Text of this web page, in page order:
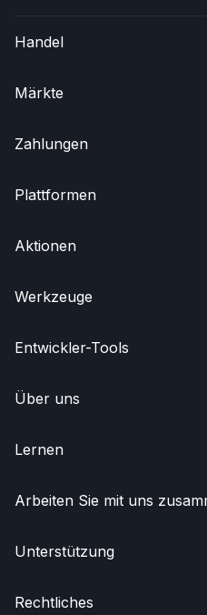
Handel
Märkte
Zahlungen
Plattformen
Aktionen
Werkzeuge
Entwickler-Tools
Über uns
Lernen
Arbeiten Sie mit uns
Unterstützung
Rechtliches